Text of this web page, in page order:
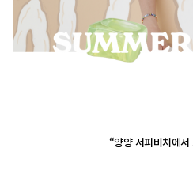
“양양 서피비치에